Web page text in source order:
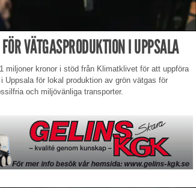
VÄTGASPRODUKTION I UPPSALA
miljoner kronor i stöd från Klimatklivet för att uppföra
Uppsala för lokal produktion av grön vätgas för
och miljövänliga transporter.